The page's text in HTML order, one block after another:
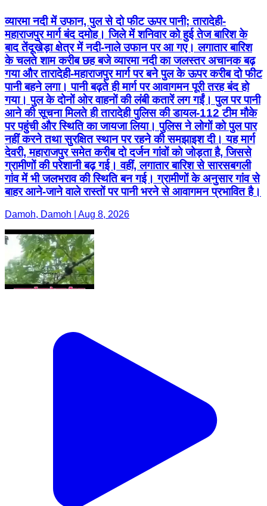
व्यारमा नदी में उफान, पुल से दो फीट ऊपर पानी; तारादेही-
महाराजपुर मार्ग बंद दमोह। जिले में शनिवार को हुई तेज बारिश के
बाद तेंदूखेड़ा क्षेत्र में नदी-नाले उफान पर आ गए। लगातार बारिश
के चलते शाम करीब छह बजे व्यारमा नदी का जलस्तर अचानक बढ़
गया और तारादेही-महाराजपुर मार्ग पर बने पुल के ऊपर करीब दो फीट
पानी बहने लगा। पानी बढ़ते ही मार्ग पर आवागमन पूरी तरह बंद हो
गया। पुल के दोनों ओर वाहनों की लंबी कतारें लग गईं। पुल पर पानी
आने की सूचना मिलते ही तारादेही पुलिस की डायल-112 टीम मौके
पर पहुंची और स्थिति का जायजा लिया। पुलिस ने लोगों को पुल पार
नहीं करने तथा सुरक्षित स्थान पर रहने की समझाइश दी। यह मार्ग
देवरी, महाराजपुर समेत करीब दो दर्जन गांवों को जोड़ता है, जिससे
ग्रामीणों की परेशानी बढ़ गई। वहीं, लगातार बारिश से सारसबगली
गांव में भी जलभराव की स्थिति बन गई। ग्रामीणों के अनुसार गांव से
बाहर आने-जाने वाले रास्तों पर पानी भरने से आवागमन प्रभावित है।
Damoh, Damoh | Aug 8, 2026